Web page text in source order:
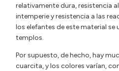
relativamente dura, resistencia
intemperie y resistencia a las
los elefantes de este material se
templos.
Por supuesto, de hecho, hay
cuarcita, y los colores varían,